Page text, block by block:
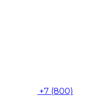
+7 (800)